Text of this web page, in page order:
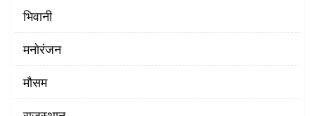
भिवानी
मनोरंजन
मौसम